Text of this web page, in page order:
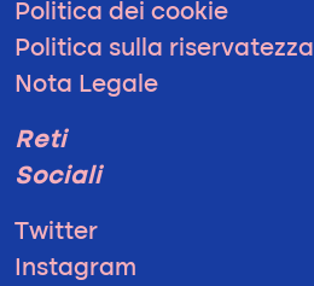
Politica dei cookie
Politica sulla riservatezza
Nota Legale
Reti
Sociali
Twitter
Instagram